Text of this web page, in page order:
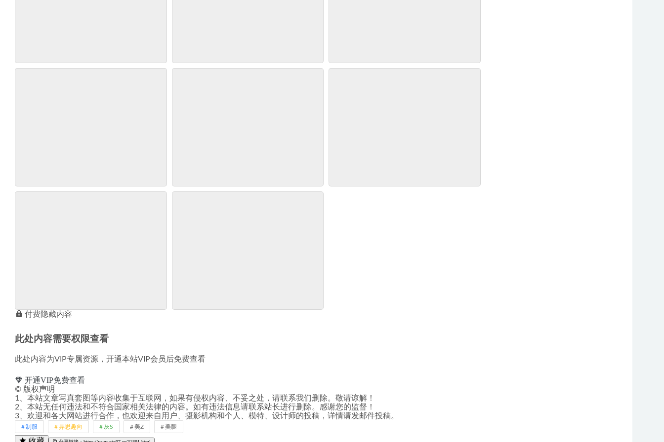
付费隐藏内容
此处内容需要权限查看
此处内容为VIP专属资源，开通本站VIP会员后免费查看
开通VIP免费查看
© 版权声明
1、本站文章写真套图等内容收集于互联网，如果有侵权内容、不妥之处，请联系我们删除。敬请谅解！
2、本站无任何违法和不符合国家相关法律的内容。如有违法信息请联系站长进行删除。感谢您的监督！
3、欢迎和各大网站进行合作，也欢迎来自用户、摄影机构和个人、模特、设计师的投稿，详情请发邮件投稿。
制服 异思趣向 灰S 美Z 美腿